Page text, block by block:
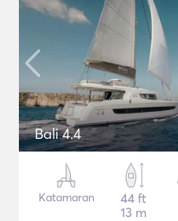
Bali 4.4
Katamaran
44 ft
13 m